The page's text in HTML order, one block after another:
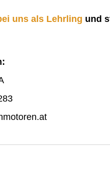
uns als Lehrling und